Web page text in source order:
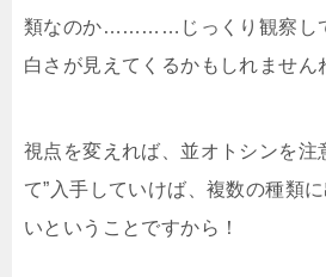
類なのか…………じっくり観察し
白さが見えてくるかもしれません
視点を変えれば、並オトシンを注
て”入手していけば、複数の種類
いということですから！